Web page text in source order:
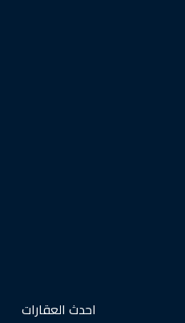
احدث العقارات